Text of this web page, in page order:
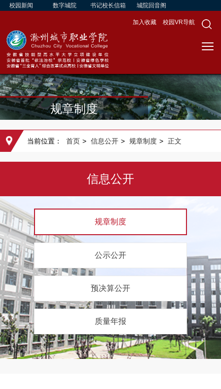
校园新闻 数字城院 书记校长信箱 城院回音阁
加入收藏 校园VR导航
规章制度
当前位置： 首页 > 信息公开 > 规章制度 > 正文
信息公开
规章制度
公示公开
预决算公开
质量年报